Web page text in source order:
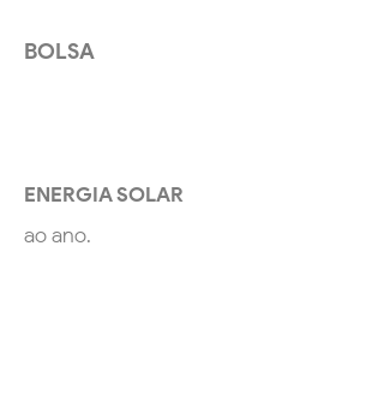
BOLSA
ENERGIA SOLAR
ao ano.